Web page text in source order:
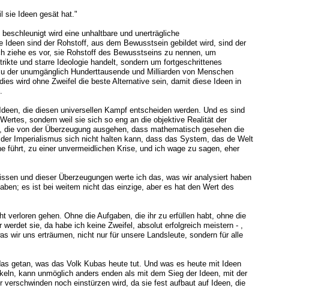
sie Ideen gesät hat."
wird eine unhaltbare und unerträgliche
Ideen sind der Rohstoff, aus dem Bewusstsein gebildet wird, sind der
ziehe es vor, sie Rohstoff des Bewusstseins zu nennen, um
und starre Ideologie handelt, sondern um fortgeschrittenes
der unumgänglich Hunderttausende und Milliarden von Menschen
wird ohne Zweifel die beste Alternative sein, damit diese Ideen in
die diesen universellen Kampf entscheiden werden. Und es sind
sondern weil sie sich so eng an die objektive Realität der
von der Überzeugung ausgehen, dass mathematisch gesehen die
Imperialismus sich nicht halten kann, dass das System, das de Welt
führt, zu einer unvermeidlichen Krise, und ich wage zu sagen, eher
und dieser Überzeugungen werte ich das, was wir analysiert haben
es ist bei weitem nicht das einzige, aber es hat den Wert des
verloren gehen. Ohne die Aufgaben, die ihr zu erfüllen habt, ohne die
sie, da habe ich keine Zweifel, absolut erfolgreich meistern - ,
wir uns erträumen, nicht nur für unsere Landsleute, sondern für alle
getan, was das Volk Kubas heute tut. Und was es heute mit Ideen
kann unmöglich anders enden als mit dem Sieg der Ideen, mit der
verschwinden noch einstürzen wird, da sie fest aufbaut auf Ideen, die